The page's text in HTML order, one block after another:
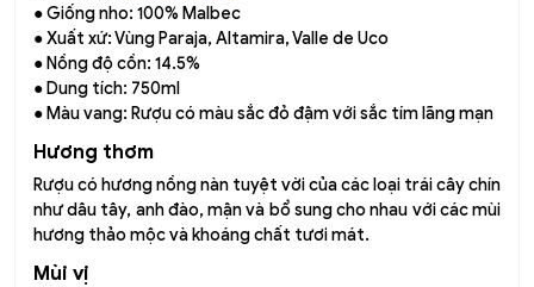
● Giống nho: 100% Malbec
● Xuất xứ: Vùng Paraja, Altamira, Valle de Uco
● Nồng độ cồn: 14.5%
● Dung tích: 750ml
● Màu vang: Rượu có màu sắc đỏ đậm với sắc tím lãng mạn
Hương thơm
Rượu có hương nồng nàn tuyệt vời của các loại trái cây chín
như dâu tây, anh đào, mận và bổ sung cho nhau với các mùi
hương thảo mộc và khoáng chất tươi mát.
Mùi vị